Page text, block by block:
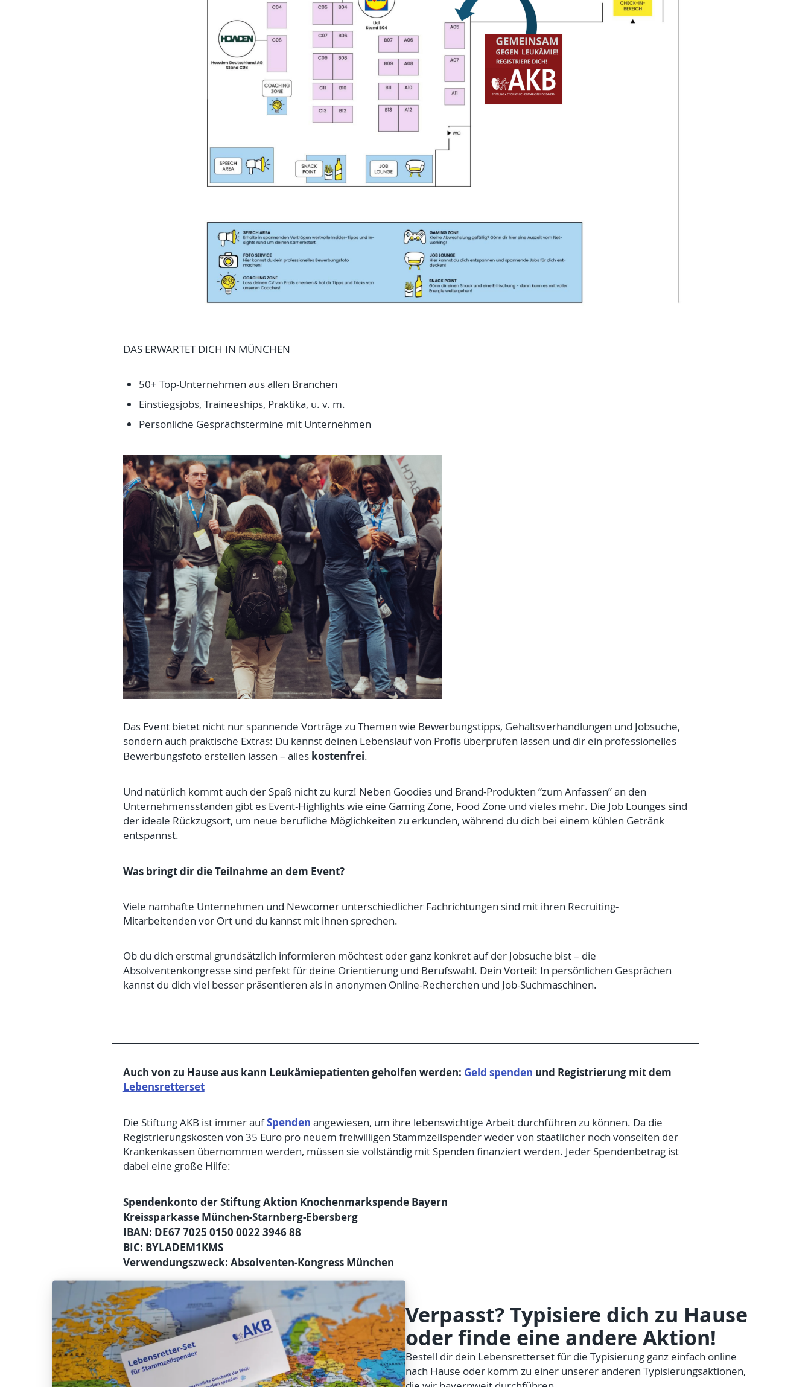
DAS ERWARTET DICH IN MÜNCHEN
50+ Top-Unternehmen aus allen Branchen
Einstiegsjobs, Traineeships, Praktika, u. v. m.
Persönliche Gesprächstermine mit Unternehmen
Das Event bietet nicht nur spannende Vorträge zu Themen wie Bewerbungstipps, Gehaltsverhandlungen und Jobsuche,
sondern auch praktische Extras: Du kannst deinen Lebenslauf von Profis überprüfen lassen und dir ein professionelles
Bewerbungsfoto erstellen lassen – alles kostenfrei.
Und natürlich kommt auch der Spaß nicht zu kurz! Neben Goodies und Brand-Produkten “zum Anfassen” an den
Unternehmensständen gibt es Event-Highlights wie eine Gaming Zone, Food Zone und vieles mehr. Die Job Lounges sind
der ideale Rückzugsort, um neue berufliche Möglichkeiten zu erkunden, während du dich bei einem kühlen Getränk
entspannst.
Was bringt dir die Teilnahme an dem Event?
Viele namhafte Unternehmen und Newcomer unterschiedlicher Fachrichtungen sind mit ihren Recruiting-
Mitarbeitenden vor Ort und du kannst mit ihnen sprechen.
Ob du dich erstmal grundsätzlich informieren möchtest oder ganz konkret auf der Jobsuche bist – die
Absolventenkongresse sind perfekt für deine Orientierung und Berufswahl. Dein Vorteil: In persönlichen Gesprächen
kannst du dich viel besser präsentieren als in anonymen Online-Recherchen und Job-Suchmaschinen.
Auch von zu Hause aus kann Leukämiepatienten geholfen werden: Geld spenden und Registrierung mit dem
Lebensretterset
Die Stiftung AKB ist immer aufSpenden angewiesen, um ihre lebenswichtige Arbeit durchführen zu können. Da die
Registrierungskosten von 35 Euro pro neuem freiwilligen Stammzellspender weder von staatlicher noch vonseiten der
Krankenkassen übernommen werden, müssen sie vollständig mit Spenden finanziert werden. Jeder Spendenbetrag ist
dabei eine große Hilfe:
Spendenkonto der Stiftung Aktion Knochenmarkspende Bayern
Kreissparkasse München-Starnberg-Ebersberg
IBAN: DE67 7025 0150 0022 3946 88
BIC: BYLADEM1KMS
Verwendungszweck: Absolventen-Kongress München
Verpasst? Typisiere dich zu Hause
oder finde eine andere Aktion!
Bestell dir dein Lebensretterset für die Typisierung ganz einfach online
nach Hause oder komm zu einer unserer anderen Typisierungsaktionen,